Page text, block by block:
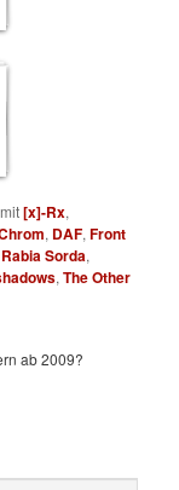
[x]-Rx,
, DAF,Front
Rabia Sorda,
,The Other
ab 2009?